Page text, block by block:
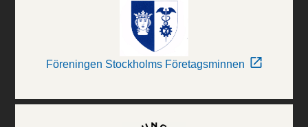
Föreningen Stockholms Företagsminnen